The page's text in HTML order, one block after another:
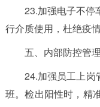
23.加强电子不停
行介质使用，杜绝疫
五、内部防控管理
24.加强员工上岗
班。检出阳性时，精